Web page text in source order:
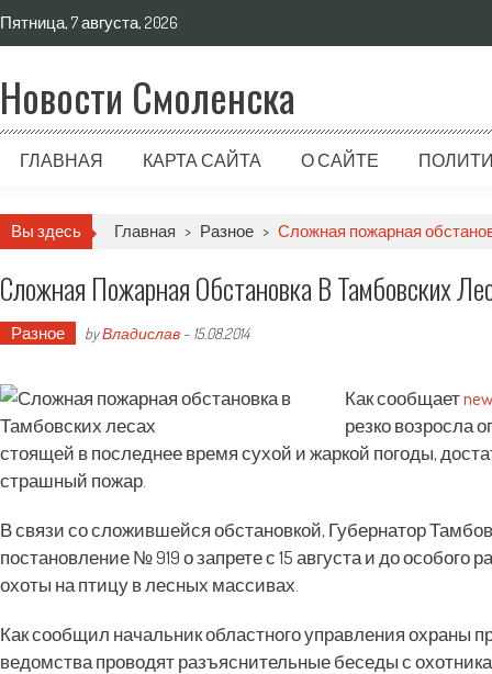
Пятница, 7 августа, 2026
Новости Смоленска
ГЛАВНАЯ КАРТА САЙТА О САЙТЕ
Вы здесь Главная > Разное > Сложная пожарная
Сложная Пожарная Обстановка В Тамбовских
Разное byВладислав - 15.08.2014
Как сообщает
резко возросла
стоящей в последнее время сухой и жаркой погоды,
страшный пожар.
В связи со сложившейся обстановкой, Губернатор
постановление № 919 о запрете с 15 августа и до
охоты на птицу в лесных массивах.
Как сообщил начальник областного управления охраны
ведомства проводят разъяснительные беседы с